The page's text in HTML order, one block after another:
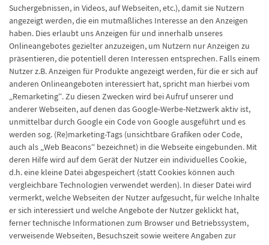
Suchergebnissen, in Videos, auf Webseiten, etc.), damit sie Nutzern
angezeigt werden, die ein mutmaßliches Interesse an den Anzeigen
haben. Dies erlaubt uns Anzeigen für und innerhalb unseres
Onlineangebotes gezielter anzuzeigen, um Nutzern nur Anzeigen zu
präsentieren, die potentiell deren Interessen entsprechen. Falls einem
Nutzer z.B. Anzeigen für Produkte angezeigt werden, für die er sich auf
anderen Onlineangeboten interessiert hat, spricht man hierbei vom
„Remarketing“. Zu diesen Zwecken wird bei Aufruf unserer und
anderer Webseiten, auf denen das Google-Werbe-Netzwerk aktiv ist,
unmittelbar durch Google ein Code von Google ausgeführt und es
werden sog. (Re)marketing-Tags (unsichtbare Grafiken oder Code,
auch als „Web Beacons“ bezeichnet) in die Webseite eingebunden. Mit
deren Hilfe wird auf dem Gerät der Nutzer ein individuelles Cookie,
d.h. eine kleine Datei abgespeichert (statt Cookies können auch
vergleichbare Technologien verwendet werden). In dieser Datei wird
vermerkt, welche Webseiten der Nutzer aufgesucht, für welche Inhalte
er sich interessiert und welche Angebote der Nutzer geklickt hat,
ferner technische Informationen zum Browser und Betriebssystem,
verweisende Webseiten, Besuchszeit sowie weitere Angaben zur